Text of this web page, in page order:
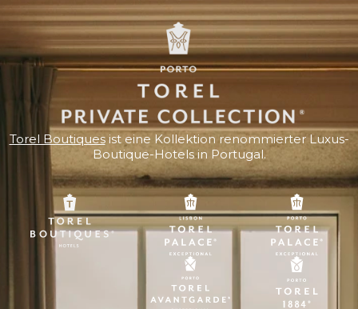
Torel Boutiquesist eine Kollektion renommierter Luxus-
Boutique-Hotels in Portugal.